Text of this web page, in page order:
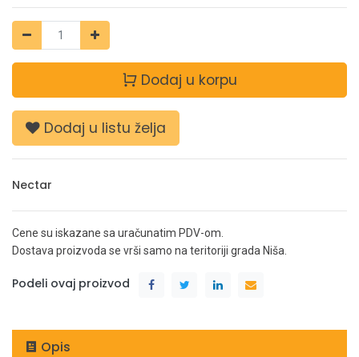
Dodaj u korpu
Dodaj u listu želja
Nectar
Cene su iskazane sa uračunatim PDV-om.
Dostava proizvoda se vrši samo na teritoriji grada Niša.
Podeli ovaj proizvod
Opis